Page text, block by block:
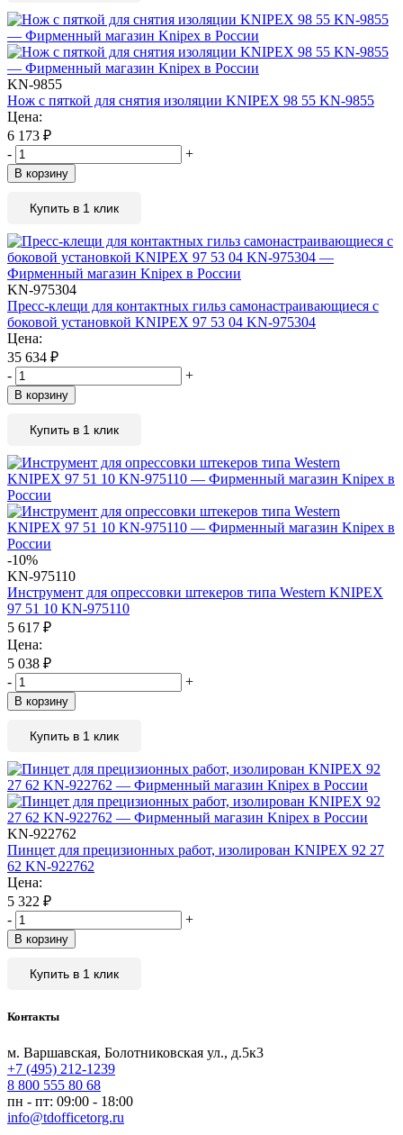
KN-9855
Нож с пяткой для снятия изоляции KNIPEX 98 55 KN-9855
Цена:
6 173 ₽
-
+
В корзину
Купить в 1 клик
KN-975304
Пресс-клещи для контактных гильз самонастраивающиеся с
боковой установкой KNIPEX 97 53 04 KN-975304
Цена:
35 634 ₽
-
+
В корзину
Купить в 1 клик
-10%
KN-975110
Инструмент для опрессовки штекеров типа Western KNIPEX
97 51 10 KN-975110
5 617 ₽
Цена:
5 038 ₽
-
+
В корзину
Купить в 1 клик
KN-922762
Пинцет для прецизионных работ, изолирован KNIPEX 92 27
62 KN-922762
Цена:
5 322 ₽
-
+
В корзину
Купить в 1 клик
Контакты
м. Варшавская, Болотниковская ул., д.5к3
+7 (495) 212-1239
8 800 555 80 68
пн - пт: 09:00 - 18:00
info@tdofficetorg.ru